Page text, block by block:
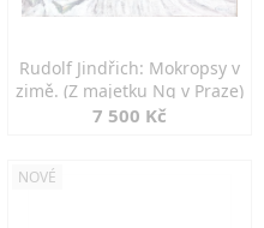
Rudolf Jindřich: Mokropsy v
zimě. (Z majetku Ng v Praze)
7 500 Kč
NOVÉ